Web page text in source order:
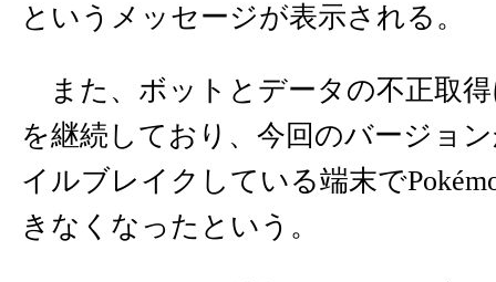
というメッセージが表示される。
また、ボットとデータの不正取
を継続しており、今回のバージョ
イルブレイクしている端末で
きなくなったという。